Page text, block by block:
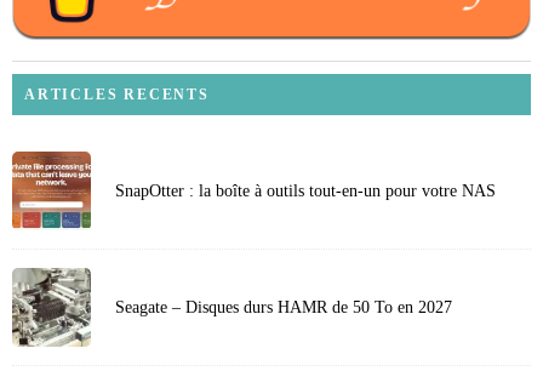
ARTICLES RECENTS
SnapOtter : la boîte à outils tout-en-un pour votre NAS
Seagate – Disques durs HAMR de 50 To en 2027